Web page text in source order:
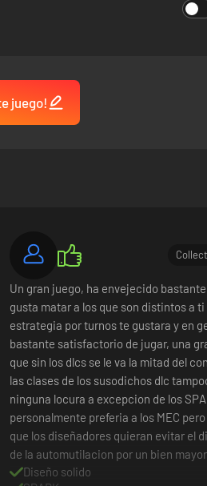
juego!
Un gran juego, ha envejecido
gusta matar a los que son distintos a ti
estrategia por turnos te gustara y en
bastante satisfactorio de jugar, una
que sin los dlcs se le va la mitad del
las clases de los susodichos dlc
ninguna locura a excepcion de los
personalmente preferia a los MEC
que los diseñadores quieran evitar el
de la automutilacion por un bien mayor
Diseño solido